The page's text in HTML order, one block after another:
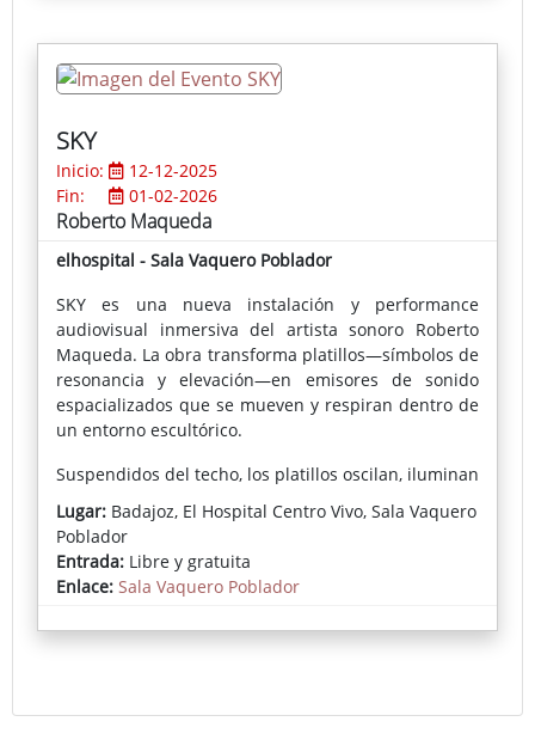
SKY
Inicio:
12-12-2025
Fin:
01-02-2026
Roberto Maqueda
elhospital - Sala Vaquero Poblador
SKY es una nueva instalación y performance
audiovisual inmersiva del artista sonoro Roberto
Maqueda. La obra transforma platillos—símbolos de
resonancia y elevación—en emisores de sonido
espacializados que se mueven y respiran dentro de
un entorno escultórico.
Suspendidos del techo, los platillos oscilan, iluminan
y resuenan, moldeando un paisaje sonoro en
constante evolución que evoca la atmósfera del cielo
—su brillo, profundidad y transitoriedad. SKY invita
al público a experimentar el sonido como un
fenómeno físico y espacial—un intento poético de
escuchar el cielo mismo.
Lugar: Badajoz, El Hospital Centro Vivo, Sala Vaquero
Poblador
Entrada: Libre y gratuita
Enlace: Sala Vaquero Poblador